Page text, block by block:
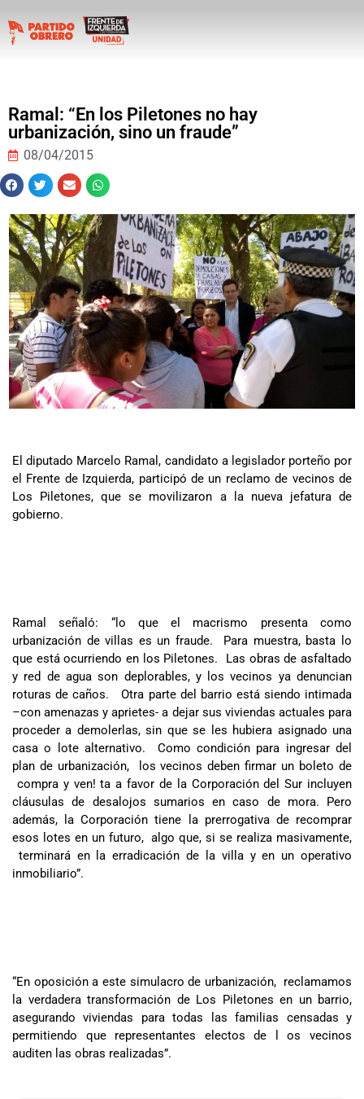
Ramal: “En los Piletones no hay
urbanización, sino un fraude”
08/04/2015
El diputado Marcelo Ramal, candidato a legislador porteño por
el Frente de Izquierda, participó de un reclamo de vecinos de
Los Piletones, que se movilizaron a la nueva jefatura de
gobierno.
Ramal señaló: “lo que el macrismo presenta como
urbanización de villas es un fraude. Para muestra, basta lo
que está ocurriendo en los Piletones. Las obras de asfaltado
y red de agua son deplorables, y los vecinos ya denuncian
roturas de caños. Otra parte del barrio está siendo intimada
–con amenazas y aprietes- a dejar sus viviendas actuales para
proceder a demolerlas, sin que se les hubiera asignado una
casa o lote alternativo. Como condición para ingresar del
plan de urbanización, los vecinos deben firmar un boleto de
compra y ven! ta a favor de la Corporación del Sur incluyen
cláusulas de desalojos sumarios en caso de mora. Pero
además, la Corporación tiene la prerrogativa de recomprar
esos lotes en un futuro, algo que, si se realiza masivamente,
terminará en la erradicación de la villa y en un operativo
inmobiliario”.
“En oposición a este simulacro de urbanización, reclamamos
la verdadera transformación de Los Piletones en un barrio,
asegurando viviendas para todas las familias censadas y
permitiendo que representantes electos de l os vecinos
auditen las obras realizadas”.